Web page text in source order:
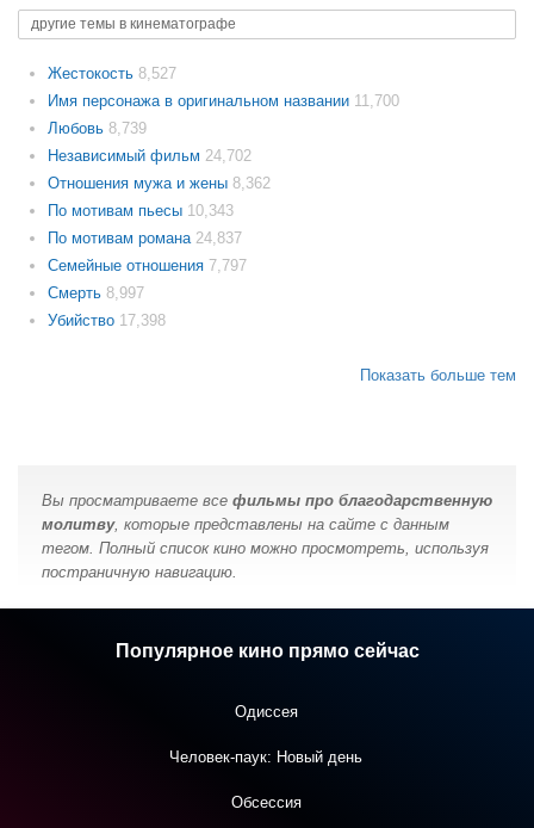
другие темы в кинематографе
Жестокость 8,527
Имя персонажа в оригинальном названии 11,700
Любовь 8,739
Независимый фильм 24,702
Отношения мужа и жены 8,362
По мотивам пьесы 10,343
По мотивам романа 24,837
Семейные отношения 7,797
Смерть 8,997
Убийство 17,398
Показать больше тем
Вы просматриваете все фильмы про благодарственную
молитву, которые представлены на сайте с данным
тегом. Полный список кино можно просмотреть, используя
постраничную навигацию.
Популярное кино прямо сейчас
Одиссея
Человек-паук: Новый день
Обсессия